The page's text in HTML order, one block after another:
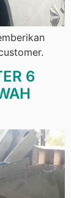
6